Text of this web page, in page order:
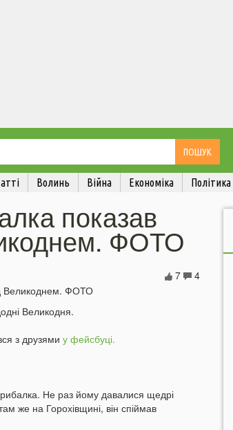
Волинь Війна Економіка Політика
показав
ФОТО
4
7
Великодня.
з друзями у фейсбуці.
Не раз йому давалися щедрі
же на Горохівщині, він спіймав